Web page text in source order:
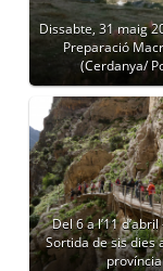
Dissabte, 31 maig
Preparació
(Cerdanya/
Del 6 a l’11
Sortida de sis dies
província